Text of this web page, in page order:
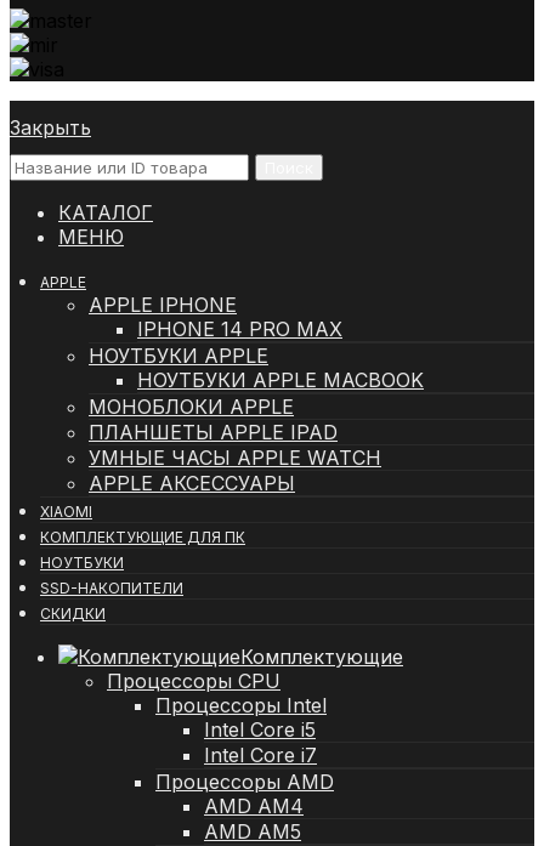
Закрыть
КАТАЛОГ
МЕНЮ
APPLE
APPLE IPHONE
IPHONE 14 PRO MAX
НОУТБУКИ APPLE
НОУТБУКИ APPLE MACBOOK
МОНОБЛОКИ APPLE
ПЛАНШЕТЫ APPLE IPAD
УМНЫЕ ЧАСЫ APPLE WATCH
APPLE АКСЕССУАРЫ
XIAOMI
КОМПЛЕКТУЮЩИЕ ДЛЯ ПК
НОУТБУКИ
SSD-НАКОПИТЕЛИ
СКИДКИ
Комплектующие
Процессоры CPU
Процессоры Intel
Intel Core i5
Intel Core i7
Процессоры AMD
AMD AM4
AMD AM5